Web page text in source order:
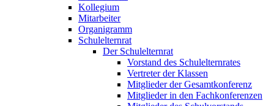
Kollegium
Mitarbeiter
Organigramm
Schulelternrat
Der Schulelternrat
Vorstand des Schulelternrates
Vertreter der Klassen
Mitglieder der Gesamtkonferenz
Mitglieder in den Fachkonferenzen